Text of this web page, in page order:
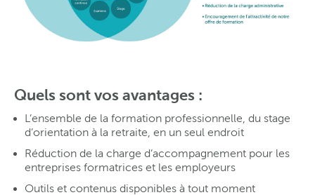
Quels sont vos avantages :
L’ensemble de la formation professionnelle, du stage
d’orientation à la retraite, en un seul endroit
Réduction de la charge d’accompagnement pour les
entreprises formatrices et les employeurs
Outils et contenus disponibles à tout moment